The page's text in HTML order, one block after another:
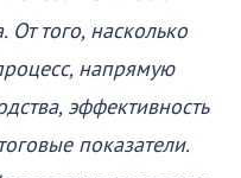
От того, насколько
напрямую
эффективность
показатели.